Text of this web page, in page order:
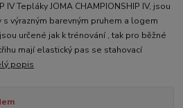
IV Tepláky JOMA CHAMPIONSHIP IV, jsou
výrazným barevným pruhem a logem
určené jak k trénování , tak pro běžné
mají elastický pas se stahovací
popis